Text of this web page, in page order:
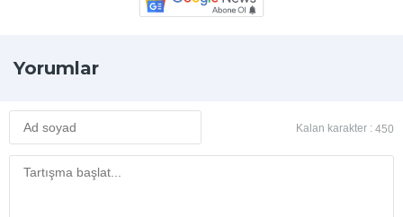
Yorumlar
Kalan karakter : 450